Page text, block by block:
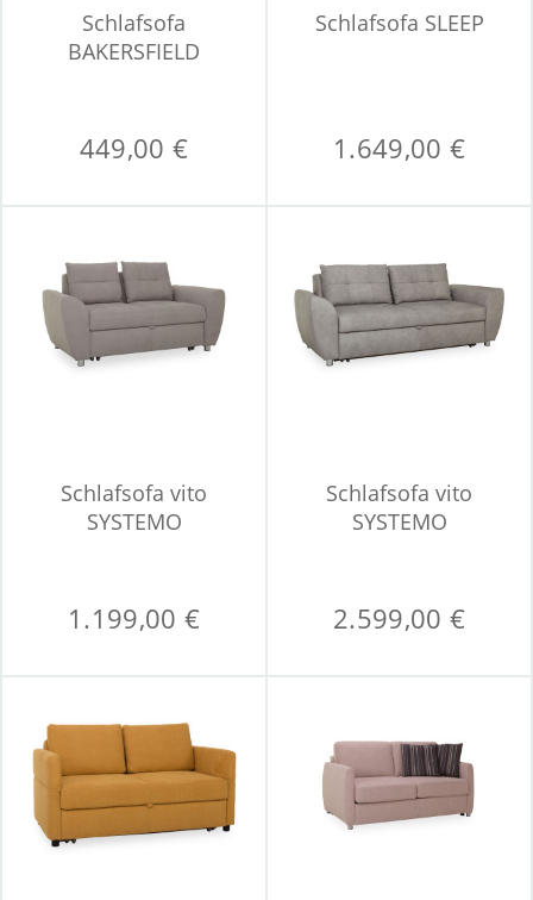
Schlafsofa
BAKERSFIELD
449,00 €
Schlafsofa SLEEP
1.649,00 €
Schlafsofa vito
SYSTEMO
1.199,00 €
Schlafsofa vito
SYSTEMO
2.599,00 €